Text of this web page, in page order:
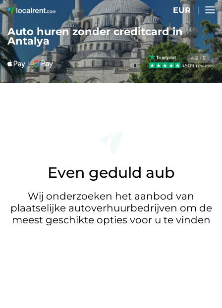
EUR
Auto huren zonder creditcard in
Antalya
4.8 / 5
4509 reviews
Even geduld aub
Wij onderzoeken het aanbod van
plaatselijke autoverhuurbedrijven om de
meest geschikte opties voor u te vinden